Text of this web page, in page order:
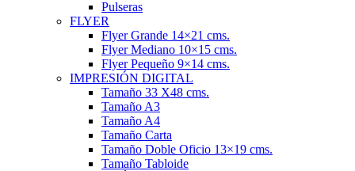
Pulseras
FLYER
Flyer Grande 14×21 cms.
Flyer Mediano 10×15 cms.
Flyer Pequeño 9×14 cms.
IMPRESIÓN DIGITAL
Tamaño 33 X48 cms.
Tamaño A3
Tamaño A4
Tamaño Carta
Tamaño Doble Oficio 13×19 cms.
Tamaño Tabloide